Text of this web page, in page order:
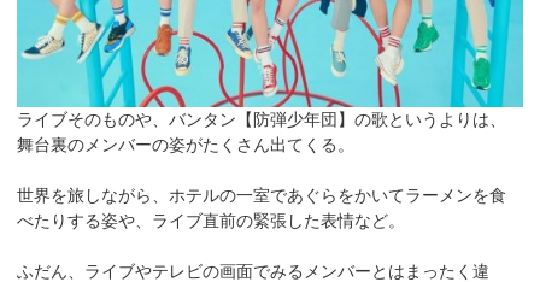
ライブそのものや、バンタン【防弾少年団】の歌というよりは、
舞台裏のメンバーの姿がたくさん出てくる。
世界を旅しながら、ホテルの一室であぐらをかいてラーメンを食
べたりする姿や、ライブ直前の緊張した表情など。
ふだん、ライブやテレビの画面でみるメンバーとはまったく違